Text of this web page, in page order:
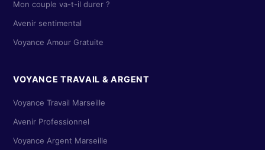
Mon couple va-t-il durer ?
Avenir sentimental
Voyance Amour Gratuite
VOYANCE TRAVAIL & ARGENT
Voyance Travail Marseille
Avenir Professionnel
Voyance Argent Marseille